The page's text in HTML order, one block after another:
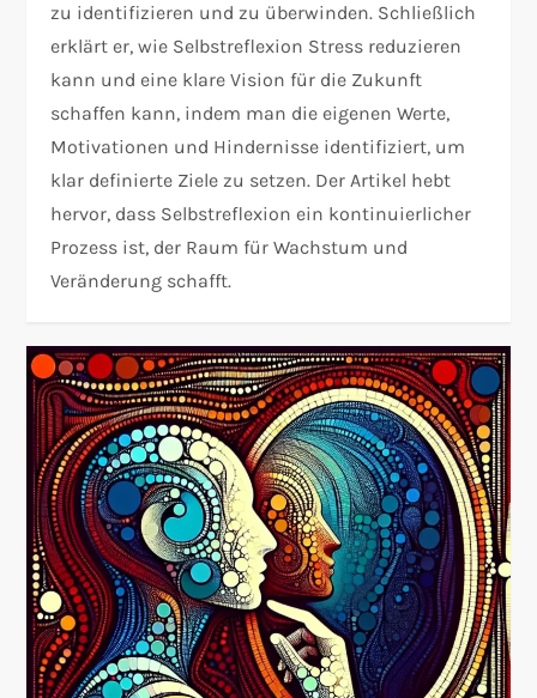
zu identifizieren und zu überwinden. Schließlich
erklärt er, wie Selbstreflexion Stress reduzieren
kann und eine klare Vision für die Zukunft
schaffen kann, indem man die eigenen Werte,
Motivationen und Hindernisse identifiziert, um
klar definierte Ziele zu setzen. Der Artikel hebt
hervor, dass Selbstreflexion ein kontinuierlicher
Prozess ist, der Raum für Wachstum und
Veränderung schafft.